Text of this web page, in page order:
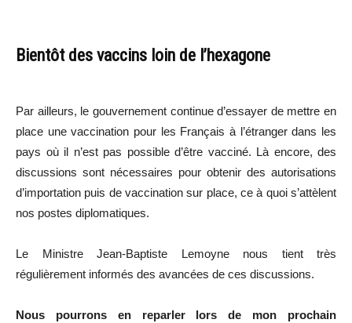
Bientôt des vaccins loin de l’hexagone
Par ailleurs, le gouvernement continue d’essayer de mettre en
place une vaccination pour les Français à l’étranger dans les
pays où il n’est pas possible d’être vacciné. Là encore, des
discussions sont nécessaires pour obtenir des autorisations
d’importation puis de vaccination sur place, ce à quoi s’attèlent
nos postes diplomatiques.
Le Ministre Jean-Baptiste Lemoyne nous tient très
régulièrement informés des avancées de ces discussions.
Nous pourrons en reparler lors de mon prochain